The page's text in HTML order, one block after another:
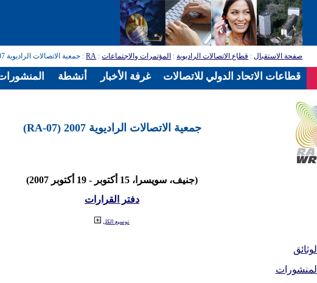
صفحة الاستقبال: قطاع الاتصالات الراديوية: المؤتمرات والاجتماعات:
RA: جمعية الاتصالات الراديوية 2007 (RA-07)
جمعية الاتصالات الراديوية 2007 (RA-07)
(جنيف، سويسرا، 15 أكتوبر - 19 أكتوبر 2007)
دفتر القرارات
توسيع الكل
الوثائق
المنشورات
أنشطة غرفة الأخبار قطاعات الاتحاد الدولي للاتصالات